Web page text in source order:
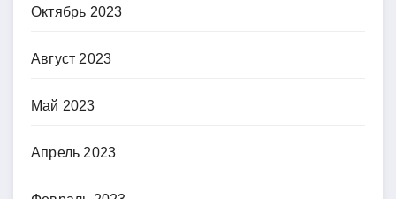
Октябрь 2023
Август 2023
Май 2023
Апрель 2023